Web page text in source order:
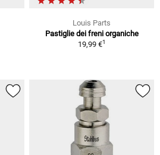
Louis Parts
Pastiglie dei freni organiche
19,99 €1